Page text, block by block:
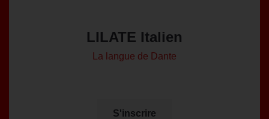
LILATE Italien
La langue de Dante
S'inscrire